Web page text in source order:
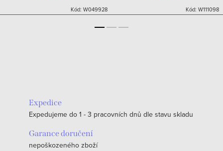
Kód: W049928 Kód: W111098
Expedice
Expedujeme do 1 - 3 pracovních dnů dle stavu skladu
Garance doručení
nepoškozeného zboží